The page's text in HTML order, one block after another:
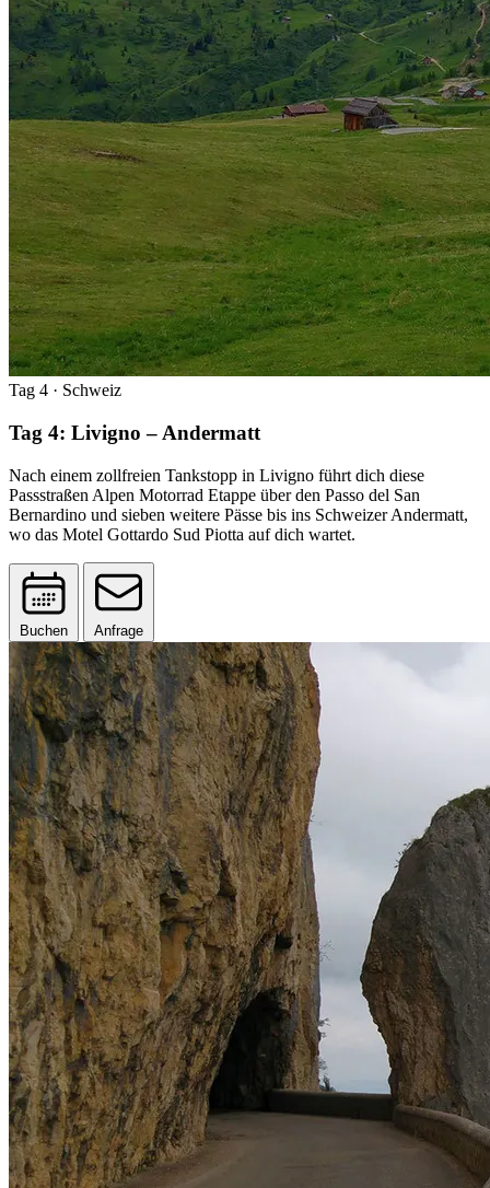
Tag 4 · Schweiz
Tag 4: Livigno – Andermatt
Nach einem zollfreien Tankstopp in Livigno führt dich diese
Passstraßen Alpen Motorrad Etappe über den Passo del San
Bernardino und sieben weitere Pässe bis ins Schweizer Andermatt,
wo das Motel Gottardo Sud Piotta auf dich wartet.
Buchen Anfrage